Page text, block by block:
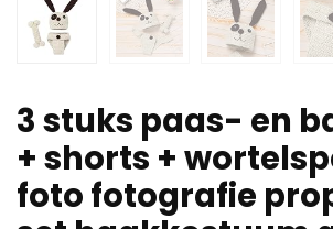
3 stuks paas- en
+ shorts +
foto fotografie